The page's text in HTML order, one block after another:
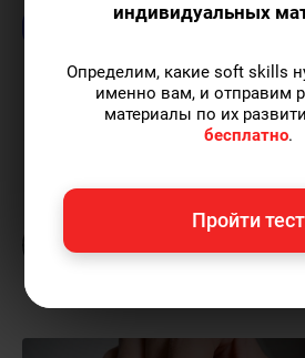
Непознанное
Как определить
миссию и найти
Григорий Кшеминский
Пишу статьи по теме
только, а также
индивидуальных
Определим, какие soft skills
именно вам, и отправим
материалы по их
бесплатно.
Пройти тест